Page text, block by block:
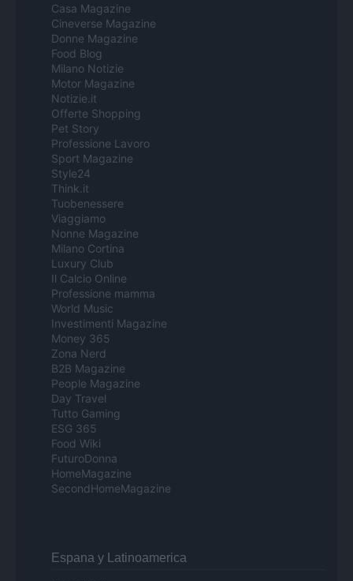
Casa Magazine
Cineverse Magazine
Donne Magazine
Food Blog
Milano Notizie
Motor Magazine
Notizie.it
Offerte Shopping
Pet Story
Professione Lavoro
Sport Magazine
Style24
Think.it
Tuobenessere
Viaggiamo
Nonne Magazine
Milano Cortina
Luxury Club
Il Calcio Online
Professione mamma
World Music
Investimenti Magazine
Money 365
Zona Nerd
B2B Magazine
People Magazine
Day Travel
Tutto Gaming
ESG 365
Food Wiki
FuturoDonna
HomeMagazine
SecondHomeMagazine
Espana y Latinoamerica